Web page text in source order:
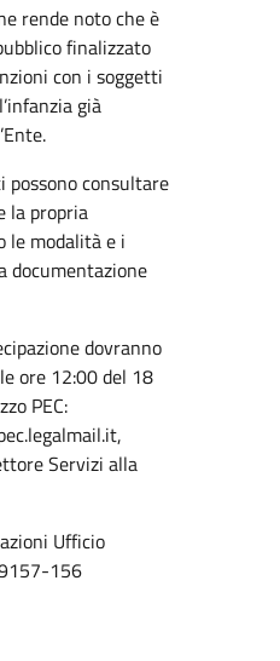
rende noto che è
finalizzato
con i soggetti
già
consultare
la propria
le modalità e i
documentazione
dovranno
ore 12:00 del 18
PEC:
Servizi alla
Ufficio
156